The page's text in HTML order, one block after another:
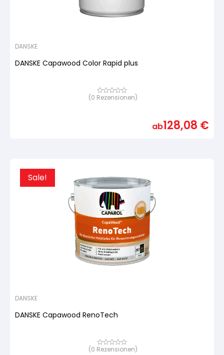
DANSKE
DANSKE Capawood Color Rapid plus
Bewertet
(0 Rezensionen)
ab128,08 €
Sale!
DANSKE
DANSKE Capawood RenoTech
Bewertet
(0 Rezensionen)